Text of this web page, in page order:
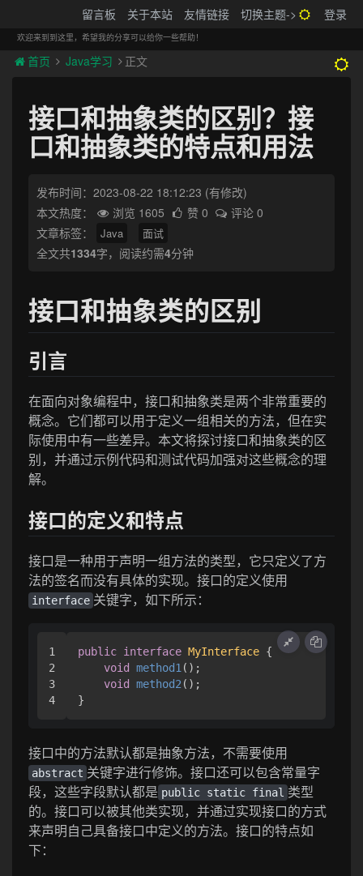
留言板 关于本站 友情链接 切换主题-> 登录
欢迎来到到这里，希望我的分享可以给你一些帮助！
首页 Java学习 正文
接口和抽象类的区别？接
口和抽象类的特点和用法
发布时间：2023-08-22 18:12:23 (有修改)
本文热度：
浏览 1605 赞 0
评论 0
文章标签：
Java 面试
全文共1334字，阅读约需4分钟
接口和抽象类的区别
引言
在面向对象编程中，接口和抽象类是两个非常重要的
概念。它们都可以用于定义一组相关的方法，但在实
际使用中有一些差异。本文将探讨接口和抽象类的区
别，并通过示例代码和测试代码加强对这些概念的理
解。
接口的定义和特点
接口是一种用于声明一组方法的类型，它只定义了方
法的签名而没有具体的实现。接口的定义使用
interface 关键字，如下所示：
1
2
3
public interface MyInterface {
void
method1() ;
void
method2() ;
}
接口中的方法默认都是抽象方法，不需要使用
abstract 关键字进行修饰。接口还可以包含常量字
段，这些字段默认都是 public static final 类型
的。接口可以被其他类实现，并通过实现接口的方式
来声明自己具备接口中定义的方法。接口的特点如
下：